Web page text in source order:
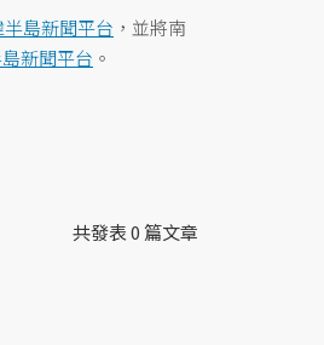
半島新聞平台 ，並將南
新聞平台 。
共發表 0 篇文章